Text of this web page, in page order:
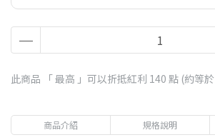
此商品 「 最高 」可以折抵紅利 140 點 (約等於
商品介紹 規格說明